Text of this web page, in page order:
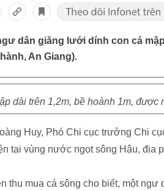
dân giăng lưới dính con cá
An Giang).
dài trên 1,2m, bề hoành 1m,
Huy, Phó Chi cục trưởng Chi
tại vùng nước ngọt sông Hậu, địa
thu mua cá sông cho biết, một